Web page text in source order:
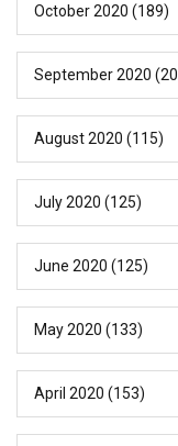
October 2020 (189)
September 2020
August 2020 (115)
July 2020 (125)
June 2020 (125)
May 2020 (133)
April 2020 (153)